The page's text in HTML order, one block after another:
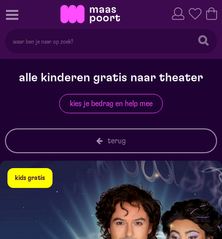
alle kinderen gratis naar theater
kies je bedrag en help mee
terug
kids gratis